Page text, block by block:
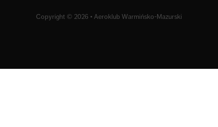
Copyright © 2026 • Aeroklub Warmińsko-Mazurski